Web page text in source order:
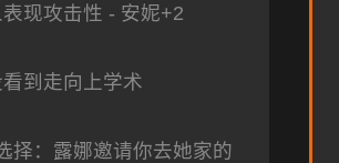
现攻击性 - 安妮+2
到走向上学术
择：露娜邀请你去她家的